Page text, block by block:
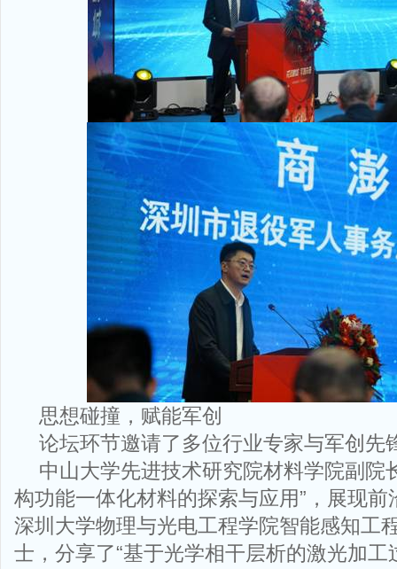
思想碰撞，赋能军创
论坛环节邀请了多位行业专家与军创先
中山大学先进技术研究院材料学院副院
构功能一体化材料的探索与应用”，展现
深圳大学物理与光电工程学院智能感知工
士，分享了“基于光学相干层析的激光加